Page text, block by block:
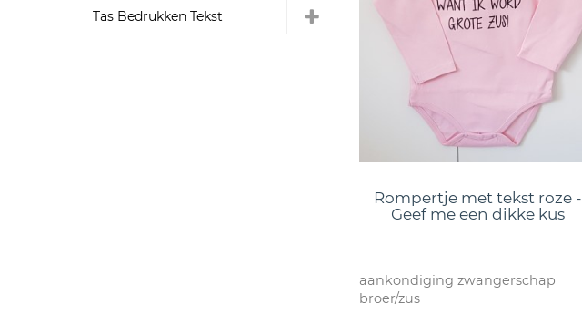
Rompertje met tekst roze -
Geef me een dikke kus
aankondiging zwangerschap
broer/zus
Tas Bedrukken Tekst